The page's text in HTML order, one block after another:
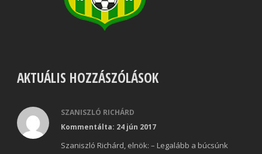
AKTUÁLIS HOZZÁSZÓLÁSOK
SZANISZLÓ RICHÁRD
Kommentálta: 24 jún 2017
Szaniszló Richárd, elnök: – Legalább a búcsúnk